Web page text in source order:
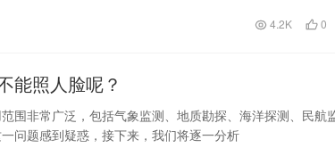
4.2K 0
能照人脸呢？
围非常广泛，包括气象监测、地质勘探、海洋探测、民航
问题感到疑惑，接下来，我们将逐一分析